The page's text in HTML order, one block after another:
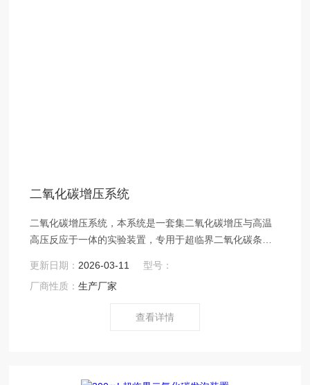
二氧化碳增压系统
二氧化碳增压系统，本系统是一套集二氧化碳增压与高温
高压反应于一体的实验装置，专用于超临界二氧化碳条件
完整：首先将气态二氧化碳经冷凝器液化，再由高压柱塞
泵精确增压至设定压力，随后输送至NSV反应釜中进行反
更新日期： 2026-03-11
型号：
厂商性质：生产厂家
查看详情